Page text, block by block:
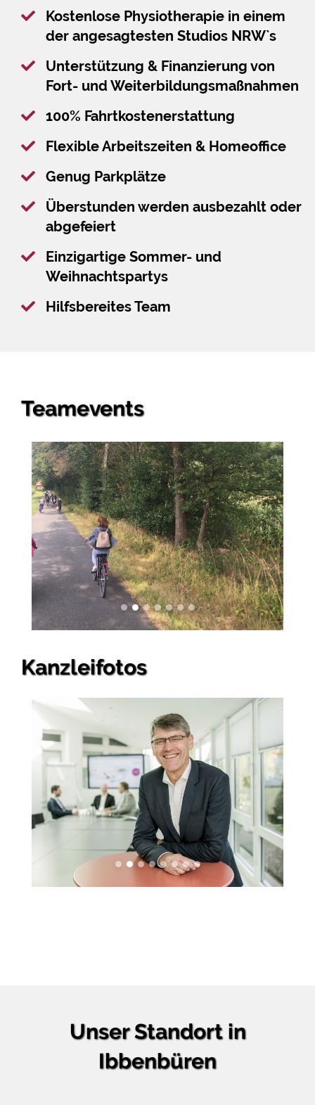
Kostenlose Physiotherapie in einem
der angesagtesten Studios NRW`s
Unterstützung & Finanzierung von
Fort- und Weiterbildungsmaßnahmen
100% Fahrtkostenerstattung
Flexible Arbeitszeiten & Homeoffice
Genug Parkplätze
Überstunden werden ausbezahlt oder
abgefeiert
Einzigartige Sommer- und
Weihnachtspartys
Hilfsbereites Team
Teamevents
Kanzleifotos
Unser Standort in
Ibbenbüren